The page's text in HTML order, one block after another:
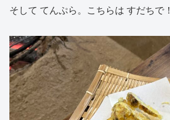
そして てんぷら。こちらは すだちで！